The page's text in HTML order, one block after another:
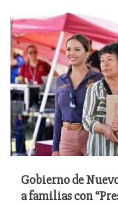
Gobierno de
a familias con